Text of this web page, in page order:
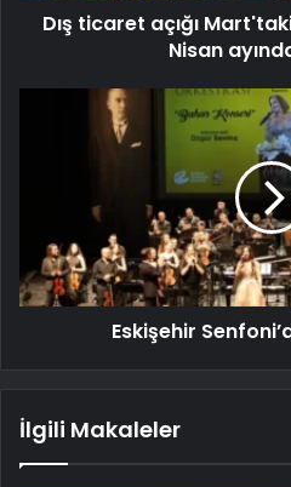
Dış ticaret açığı
Nisan
Eskişehir
İlgili Makaleler